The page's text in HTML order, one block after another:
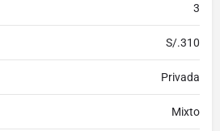
3
S/.310
Privada
Mixto